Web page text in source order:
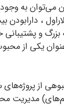
می‌توان به
بزرگ و
یکی از
از
مدیریت